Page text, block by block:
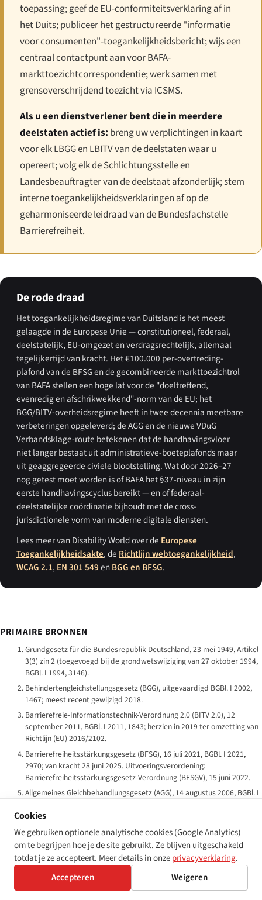
toepassing; geef de EU-conformiteitsverklaring af in
het Duits; publiceer het gestructureerde "informatie
voor consumenten"-toegankelijkheidsbericht; wijs een
centraal contactpunt aan voor BAFA-
markttoezichtcorrespondentie; werk samen met
grensoverschrijdend toezicht via ICSMS.
Als u een dienstverlener bent die in meerdere
deelstaten actief is: breng uw verplichtingen in kaart
voor elk LBGG en LBITV van de deelstaten waar u
opereert; volg elk de Schlichtungsstelle en
Landesbeauftragter van de deelstaat afzonderlijk; stem
interne toegankelijkheidsverklaringen af op de
geharmoniseerde leidraad van de Bundesfachstelle
Barrierefreiheit.
De rode draad
Het toegankelijkheidsregime van Duitsland is het meest
gelaagde in de Europese Unie — constitutioneel, federaal,
deelstatelijk, EU-omgezet en verdragsrechtelijk, allemaal
tegelijkertijd van kracht. Het €100.000 per-overtreding-
plafond van de BFSG en de gecombineerde markttoezichtrol
van BAFA stellen een hoge lat voor de "doeltreffend,
evenredig en afschrikwekkend"-norm van de EU; het
BGG/BITV-overheidsregime heeft in twee decennia meetbare
verbeteringen opgeleverd; de AGG en de nieuwe VDuG
Verbandsklage-route betekenen dat de handhavingsvloer
niet langer bestaat uit administratieve-boeteplafonds maar
uit geaggregeerde civiele blootstelling. Wat door 2026–27
nog getest moet worden is of BAFA het §37-niveau in zijn
eerste handhavingscyclus bereikt — en of federaal-
deelstatelijke coördinatie bijhoudt met de cross-
jurisdictionele vorm van moderne digitale diensten.
Lees meer van Disability World over de Europese
Toegankelijkheidsakte, de Richtlijn webtoegankelijkheid,
WCAG 2.1, EN 301 549enBGG en BFSG.
PRIMAIRE BRONNEN
Grundgesetz für die Bundesrepublik Deutschland, 23 mei 1949, Artikel
3(3) zin 2 (toegevoegd bij de grondwetswijziging van 27 oktober 1994,
BGBl. I 1994, 3146).
Behindertengleichstellungsgesetz (BGG), uitgevaardigd BGBl. I 2002,
1467; meest recent gewijzigd 2018.
Barrierefreie-Informationstechnik-Verordnung 2.0 (BITV 2.0), 12
september 2011, BGBl. I 2011, 1843; herzien in 2019 ter omzetting van
Richtlijn (EU) 2016/2102.
Barrierefreiheitsstärkungsgesetz (BFSG), 16 juli 2021, BGBl. I 2021,
2970; van kracht 28 juni 2025. Uitvoeringsverordening:
Barrierefreiheitsstärkungsgesetz-Verordnung (BFSGV), 15 juni 2022.
Allgemeines Gleichbehandlungsgesetz (AGG), 14 augustus 2006, BGBl. I
Sozialgesetzbuch IX (SGB IX) — Rehabilitation und Teilhabe von
Menschen mit Behinderungen; grote hervorming door het
Bundesteilhabegesetz (BTHG), BGBl. I 2016, 3234, gefaseerd van
kracht 2017–2023.
Verbraucherrechtedurchsetzungsgesetz (VDuG), 2023, ter omzetting
van Richtlijn (EU) 2020/1828 over representatieve vorderingen ter
bescherming van de collectieve belangen van consumenten.
Cookies
We gebruiken optionele analytische cookies (Google Analytics)
om te begrijpen hoe je de site gebruikt. Ze blijven uitgeschakeld
totdat je ze accepteert. Meer details in onzeprivacyverklaring.
Accepteren
Weigeren